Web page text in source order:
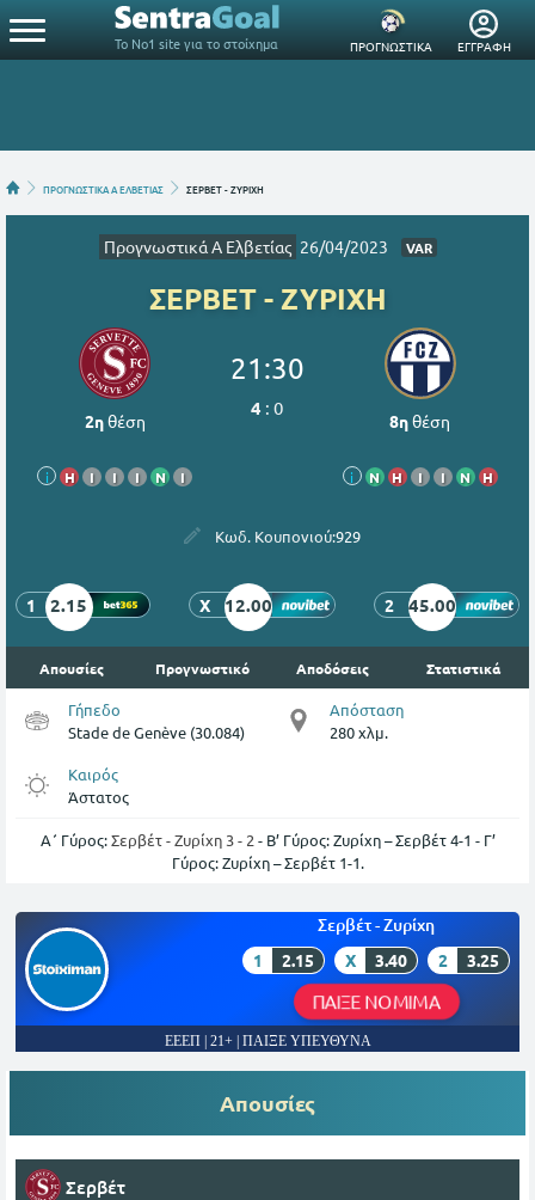
Το Νο1 site για το στοίχημα ΠΡΟΓΝΩΣΤΙΚΑ ΕΓΓΡΑΦΗ
ΠΡΟΓΝΩΣΤΙΚΑ Α ΕΛΒΕΤΙΑΣ ΣΕΡΒΕΤ - ΖΥΡΙΧΗ
Προγνωστικά Α Ελβετίας 26/04/2023 VAR
ΣΕΡΒΕΤ - ΖΥΡΙΧΗ
2ηθέση
i Η Ι Ι Ι Ν Ι
21:30
4 :0
8ηθέση
i Ν Η Ι Ι Ν Η
Κωδ. Κουπονιού:929
1 2.15 X 12.00 2 45.00
Απουσίες Προγνωστικό Αποδόσεις Στατιστικά
Γήπεδο
Stade de Genève (30.084)
Απόσταση
280 χλμ.
Καιρός
Άστατος
Α΄ Γύρος:Σερβέτ - Ζυρίχη 3 - 2 - Β’ Γύρος: Ζυρίχη – Σερβέτ 4-1 - Γ’
Γύρος: Ζυρίχη – Σερβέτ 1-1.
Σερβέτ - Ζυρίχη
1 2.15 X 3.40 2 3.25
ΠΑΙΞΕ ΝΟΜΙΜΑ
ΕΕΕΠ | 21+ | ΠΑΙΞΕ ΥΠΕΥΘΥΝΑ
Απουσίες
Σερβέτ